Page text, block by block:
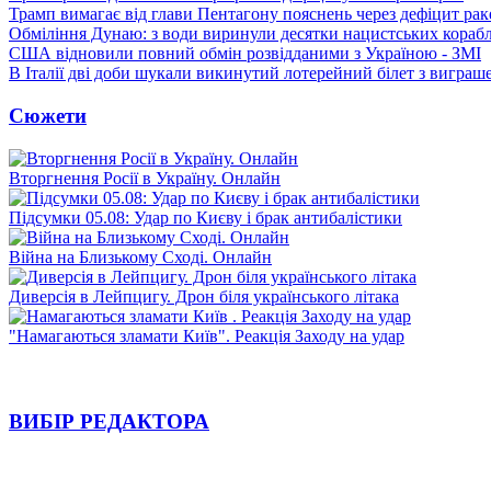
Трамп вимагає від глави Пентагону пояснень через дефіцит
Обміління Дунаю: з води виринули десятки нацистських
США відновили повний обмін розвідданими з Україною - ЗМІ
В Італії дві доби шукали викинутий лотерейний білет з
Сюжети
Вторгнення Росії в Україну. Онлайн
Підсумки 05.08: Удар по Києву і брак антибалістики
Війна на Близькому Сході. Онлайн
Диверсія в Лейпцигу. Дрон біля українського літака
"Намагаються зламати Київ". Реакція Заходу на удар
ВИБІР РЕДАКТОРА